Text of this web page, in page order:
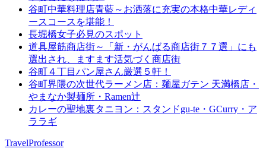
谷町中華料理店青藍～お洒落に充実の本格中華レディ
ースコースを堪能！
長堀橋女子必見のスポット
道具屋筋商店街～「新・がんばる商店街７７選」にも
選出され、ますます活気づく商店街
谷町４丁目パン屋さん厳選５軒！
谷町界隈の次世代ラーメン店：麺屋ガテン 天満橋店・
やまなか製麺所・Ramen辻
カレーの聖地裏タニヨン：スタンドgu-te・GCurry・ア
ララギ
TravelProfessor